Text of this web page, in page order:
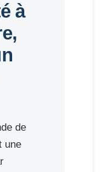
à
de
une